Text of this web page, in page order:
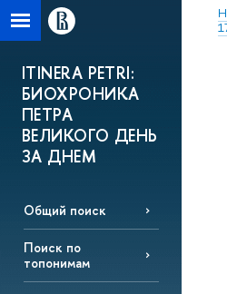
ITINERA PETRI:
БИОХРОНИКА
ПЕТРА
ВЕЛИКОГО ДЕНЬ
ЗА ДНЕМ
Общий поиск
Поиск по
топонимам